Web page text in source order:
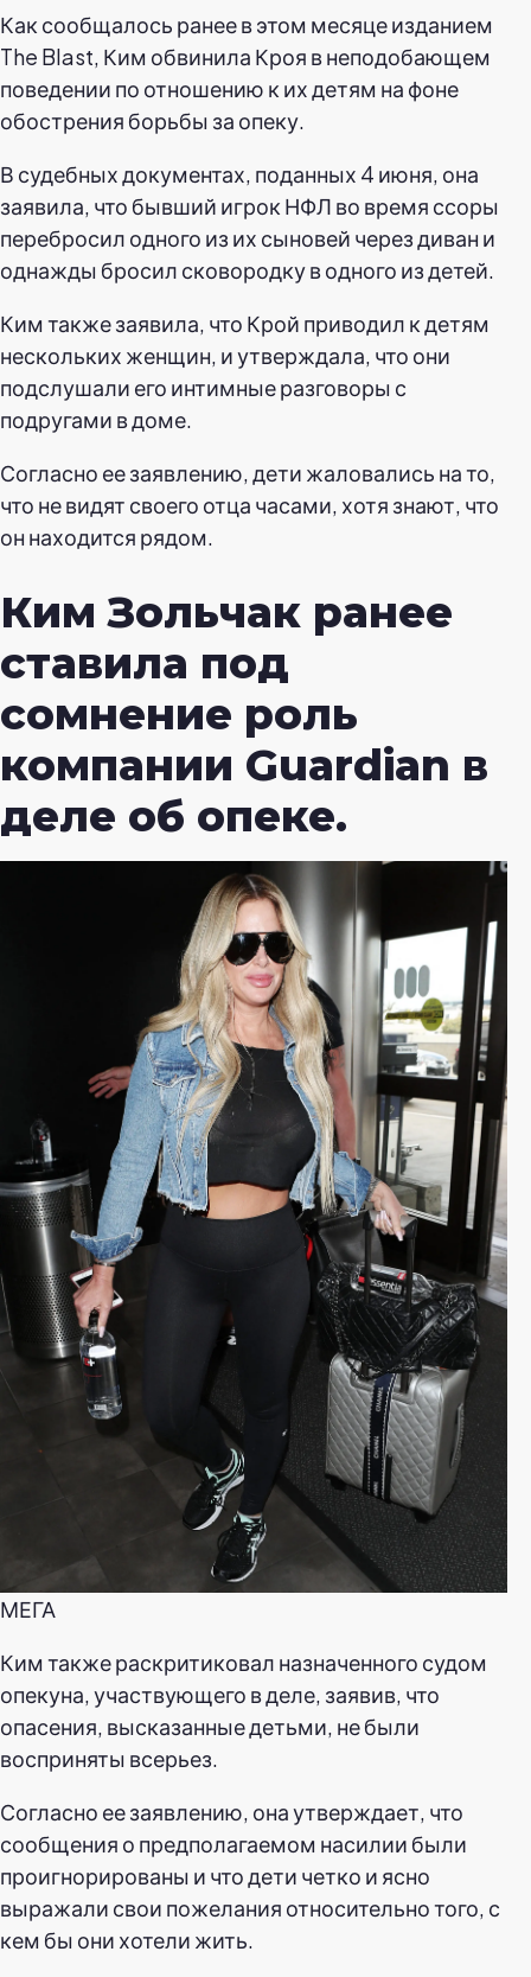
Как сообщалось ранее в этом месяце изданием
The Blast, Ким обвинила Кроя в неподобающем
поведении по отношению к их детям на фоне
обострения борьбы за опеку.
В судебных документах, поданных 4 июня, она
заявила, что бывший игрок НФЛ во время ссоры
перебросил одного из их сыновей через диван и
однажды бросил сковородку в одного из детей.
Ким также заявила, что Крой приводил к детям
нескольких женщин, и утверждала, что они
подслушали его интимные разговоры с
подругами в доме.
Согласно ее заявлению, дети жаловались на то,
что не видят своего отца часами, хотя знают, что
он находится рядом.
Ким Зольчак ранее
ставила под
сомнение роль
компании Guardian в
деле об опеке.
МЕГА
Ким также раскритиковал назначенного судом
опекуна, участвующего в деле, заявив, что
опасения, высказанные детьми, не были
восприняты всерьез.
Согласно ее заявлению, она утверждает, что
сообщения о предполагаемом насилии были
проигнорированы и что дети четко и ясно
выражали свои пожелания относительно того, с
кем бы они хотели жить.